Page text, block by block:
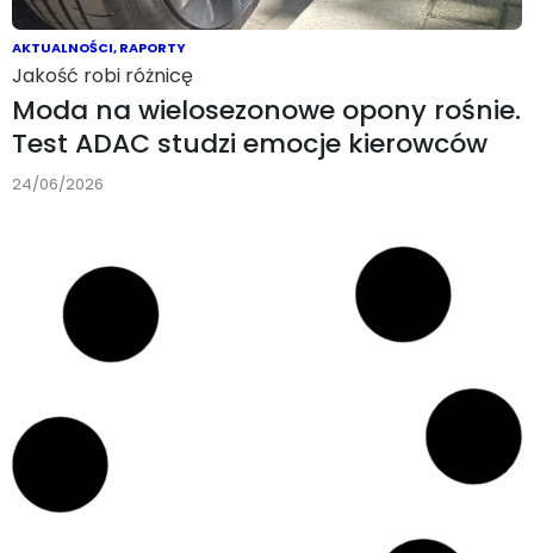
AKTUALNOŚCI,RAPORTY
Jakość robi różnicę
Moda na wielosezonowe opony rośnie.
Test ADAC studzi emocje kierowców
24/06/2026
AKTUALNOŚCI BIZNES
Luksus w minivanie
Mercedes VLE: 700 km zasięgu i
wnętrze, jak w S‑klasie. Produkcja w
Vitorii ruszyła!
24/06/2026